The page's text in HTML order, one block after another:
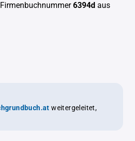
6394d aus
weitergeleitet,